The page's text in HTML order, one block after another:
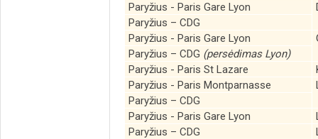
Paryžius - Paris Gare Lyon
Paryžius – CDG
Paryžius - Paris Gare Lyon
Paryžius – CDG (persėdimas Lyon)
Paryžius - Paris St Lazare
Paryžius - Paris Montparnasse
Paryžius – CDG
Paryžius - Paris Gare Lyon
Paryžius – CDG